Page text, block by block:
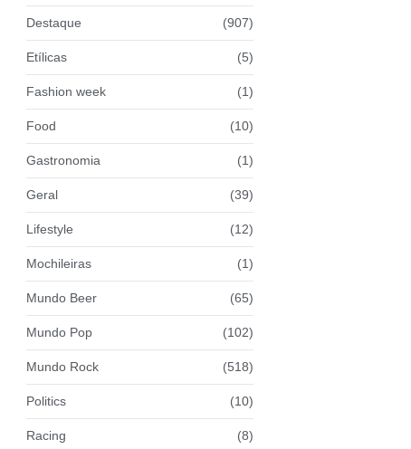
Destaque (907)
Etílicas (5)
Fashion week (1)
Food (10)
Gastronomia (1)
Geral (39)
Lifestyle (12)
Mochileiras (1)
Mundo Beer (65)
Mundo Pop (102)
Mundo Rock (518)
Politics (10)
Racing (8)